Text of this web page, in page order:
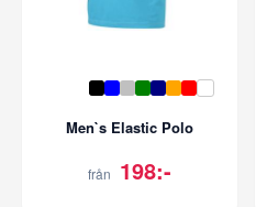
Men`s Elastic Polo
från 198:-